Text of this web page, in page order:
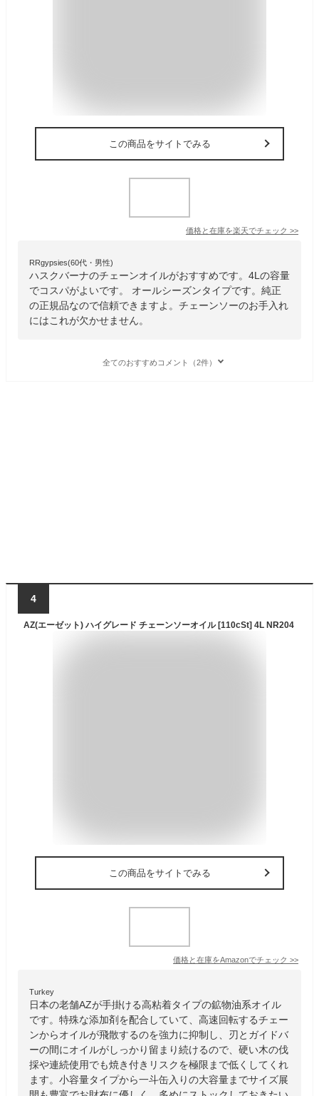
この商品をサイトでみる
価格と在庫を楽天でチェック >>
RRgypsies(60代・男性)
ハスクバーナのチェーンオイルがおすすめです。4Lの容量
でコスパがよいです。 オールシーズンタイプです。純正
の正規品なので信頼できますよ。チェーンソーのお手入れ
にはこれが欠かせません。
全てのおすすめコメント（2件）
4
AZ(エーゼット) ハイグレード チェーンソーオイル [110cSt] 4L NR204
この商品をサイトでみる
価格と在庫をAmazonでチェック >>
Turkey
日本の老舗AZが手掛ける高粘着タイプの鉱物油系オイル
です。特殊な添加剤を配合していて、高速回転するチェー
ンからオイルが飛散するのを強力に抑制し、刃とガイドバ
ーの間にオイルがしっかり留まり続けるので、硬い木の伐
採や連続使用でも焼き付きリスクを極限まで低くしてくれ
ます。小容量タイプから一斗缶入りの大容量までサイズ展